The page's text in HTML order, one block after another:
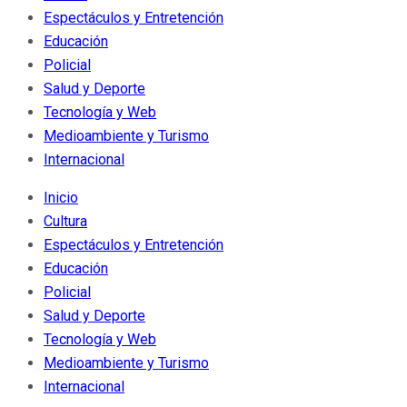
Espectáculos y Entretención
Educación
Policial
Salud y Deporte
Tecnología y Web
Medioambiente y Turismo
Internacional
Inicio
Cultura
Espectáculos y Entretención
Educación
Policial
Salud y Deporte
Tecnología y Web
Medioambiente y Turismo
Internacional